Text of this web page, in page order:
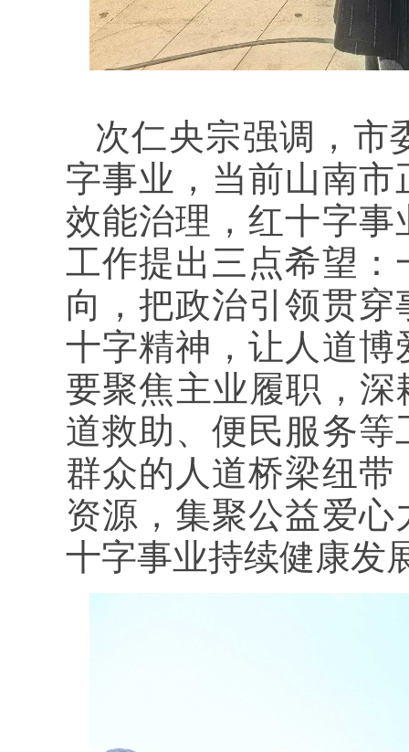
次仁央宗强调，市
字事业，当前山南
效能治理，红十字
工作提出三点希望
向，把政治引领贯
十字精神，让人道
要聚焦主业履职，深
道救助、便民服务
群众的人道桥梁纽
资源，集聚公益爱
十字事业持续健康发